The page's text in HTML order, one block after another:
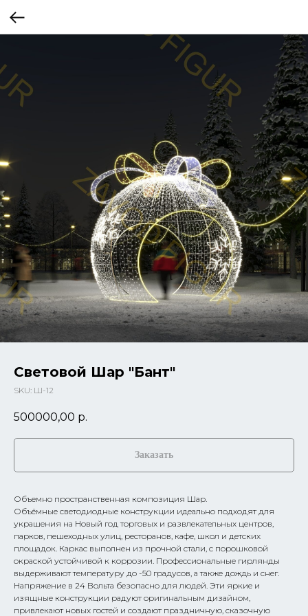
Световой Шар "Бант"
SKU: Ш-12
500000,00 р.
Заказать
Объемно пространственная композиция Шар.
Объёмные светодиодные конструкции идеально подходят для
украшения на Новый год торговых и развлекательных центров,
парков, пешеходных улиц, ресторанов, кафе, школ и детских
площадок. Каркас выполнен из прочной стали, с порошковой
окраской устойчивой к коррозии. Профессиональные гирлянды
выдерживают температуру до -50 градусов, а также дождь и снег.
Напряжение в 24 Вольта безопасно для людей. Эти яркие и
изящные конструкции радуют оригинальным дизайном,
привлекают новых гостей и создают праздничную, сказочную